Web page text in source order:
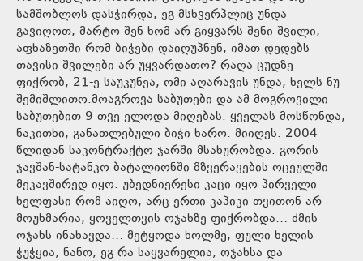
სამშობლოს დასჭირდა, ეგ მსხვერპლიც უნდა
გავიღოთ, მარტო შენ ხომ არ გიყვარს შენი შვილი,
აფხაზეთში რომ ბიჭები დაიღუპნენ, იმათ დედებს
თავისი შვილები არ უყვარდათო? რაღა ცუდზე
ფიქრობ, 21-ე საუკუნეა, ომი აღარავის უნდა, ხელს ნუ
შემიშლითო.მოაგროვა საბუთები და ამ მოგროვილი
საბუთებით 9 თვე ელოდა მიღებას. ყველას მოსწონდა,
ნაკითხი, განათლებული ბიჭი ხარო. მიიღეს. 2004
წლიდან საკონტრაქტო ჯარში მსახურობდა. გორის
ჯავშან-სატანკო ბატალიონში მზვერავების ოცეულში
მეკავშირედ იყო. უბედნიერესი კაცი იყო პირველი
ხელფასი რომ აიღო, არც ერთი კაპიკი თვითონ არ
მოუხმარია, ყოველთვის ოჯახზე ფიქრობდა… ძმის
ოჯახს ინახავდა… მეტყოდა ხოლმე, ფული ხელის
ჭუჭყია, ნანო, ეგ რა საყვარელია, ოჯახსა და